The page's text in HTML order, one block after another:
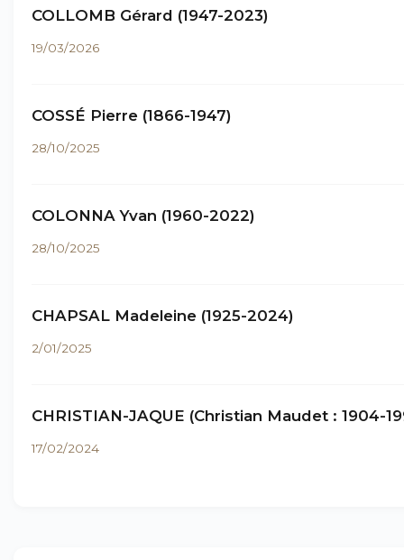
COLLOMB Gérard (1947-2023)
19/03/2026
COSSÉ Pierre (1866-1947)
28/10/2025
COLONNA Yvan (1960-2022)
28/10/2025
CHAPSAL Madeleine (1925-2024)
2/01/2025
CHRISTIAN-JAQUE (Christian Maudet : 1904-
17/02/2024